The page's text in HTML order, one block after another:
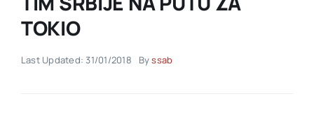
Akti SSAB
TOKIO
Last Updated: 31/01/2018 Byssab